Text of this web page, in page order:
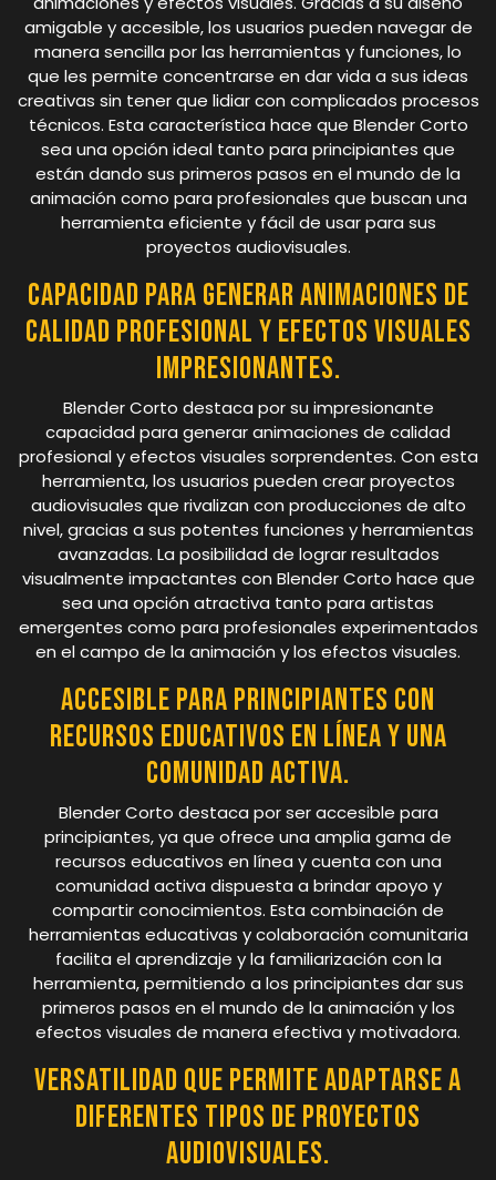
amigable y accesible, los usuarios pueden navegar de
manera sencilla por las herramientas y funciones, lo
que les permite concentrarse en dar vida a sus ideas
creativas sin tener que lidiar con complicados procesos
técnicos. Esta característica hace que Blender Corto
sea una opción ideal tanto para principiantes que
están dando sus primeros pasos en el mundo de la
animación como para profesionales que buscan una
herramienta eficiente y fácil de usar para sus
proyectos audiovisuales.
Capacidad para generar animaciones de
calidad profesional y efectos visuales
impresionantes.
Blender Corto destaca por su impresionante
capacidad para generar animaciones de calidad
profesional y efectos visuales sorprendentes. Con esta
herramienta, los usuarios pueden crear proyectos
audiovisuales que rivalizan con producciones de alto
nivel, gracias a sus potentes funciones y herramientas
avanzadas. La posibilidad de lograr resultados
visualmente impactantes con Blender Corto hace que
sea una opción atractiva tanto para artistas
emergentes como para profesionales experimentados
en el campo de la animación y los efectos visuales.
Accesible para principiantes con
recursos educativos en línea y una
comunidad activa.
Blender Corto destaca por ser accesible para
principiantes, ya que ofrece una amplia gama de
recursos educativos en línea y cuenta con una
comunidad activa dispuesta a brindar apoyo y
compartir conocimientos. Esta combinación de
herramientas educativas y colaboración comunitaria
facilita el aprendizaje y la familiarización con la
herramienta, permitiendo a los principiantes dar sus
primeros pasos en el mundo de la animación y los
efectos visuales de manera efectiva y motivadora.
Versatilidad que permite adaptarse a
diferentes tipos de proyectos
audiovisuales.